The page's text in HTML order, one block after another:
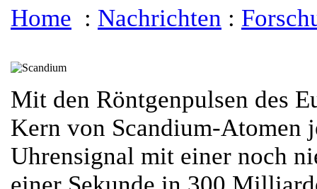
Home : Nachrichten :
Mit den Röntgenpulsen des
Kern von Scandium-Atomen
Uhrensignal mit einer noch